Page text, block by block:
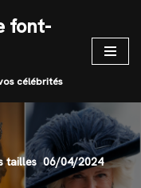
font-
célébrités
06/04/2024